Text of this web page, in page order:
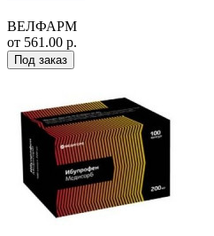
ВЕЛФАРМ
от 561.00 р.
Под заказ